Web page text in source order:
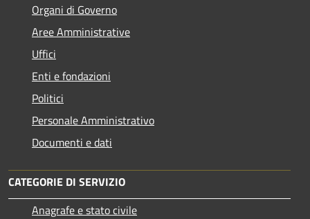
Organi di Governo
Aree Amministrative
Uffici
Enti e fondazioni
Politici
Personale Amministrativo
Documenti e dati
CATEGORIE DI SERVIZIO
Anagrafe e stato civile